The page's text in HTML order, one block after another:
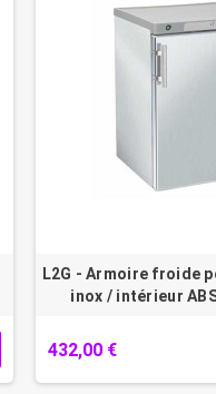
L2G - Armoire froide
inox / intérieur
432,00 €